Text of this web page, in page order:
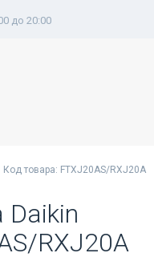
до 20:00
Код товара: FTXJ20AS/RXJ20A
Daikin
RXJ20A